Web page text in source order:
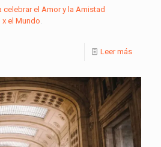
celebrar el Amor y la Amistad
x el Mundo
Leer más